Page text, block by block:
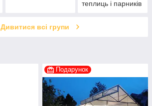
теплиць і парників
Дивитися всі групи
Подарунок